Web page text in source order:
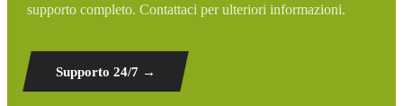
supporto completo. Contattaci per ulteriori informazioni.
Supporto 24/7 →